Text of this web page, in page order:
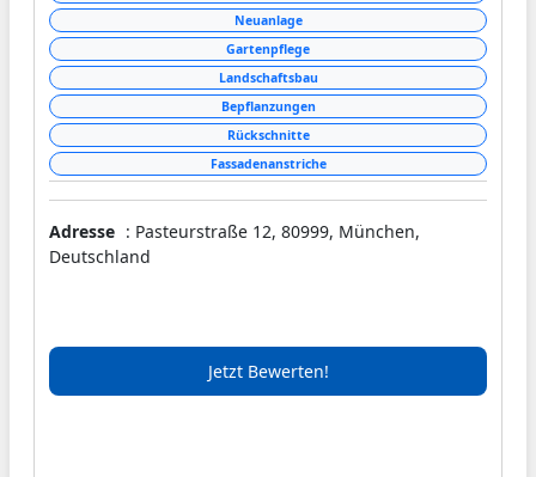
Neuanlage
Gartenpflege
Landschaftsbau
Bepflanzungen
Rückschnitte
Fassadenanstriche
Adresse : Pasteurstraße 12, 80999, München,
Deutschland
Jetzt Bewerten!